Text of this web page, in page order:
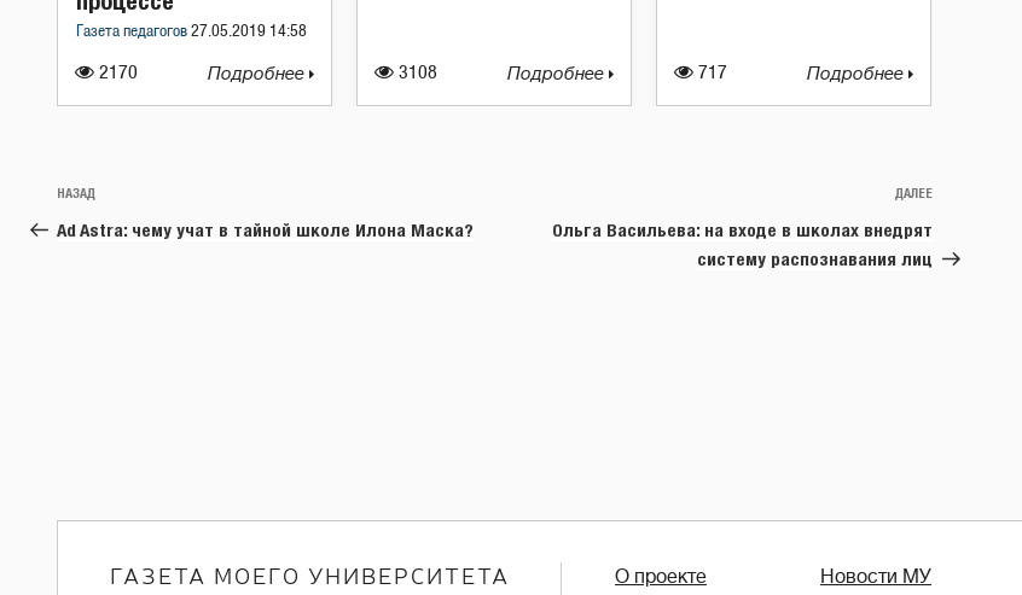
2170
Газета педагогов 27.05.2019 14:58
Подробнее 3108 Подробнее 717 Подробнее
Навигация
по
Предыдущая
запись:
НАЗАД
Ad Astra: чему учат в тайной школе Илона Маска?
Следующая
ДАЛЕЕ
Ольга Васильева: на входе в школах внедрят
систему распознавания лиц
ГАЗЕТА МОЕГО УНИВЕРСИТЕТА О проекте Новости МУ